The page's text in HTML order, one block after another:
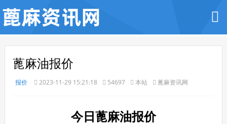
蓖麻油报价
报价 2023-11-29 15:21:18 54697 本站 蓖麻资讯网
今日蓖麻油报价